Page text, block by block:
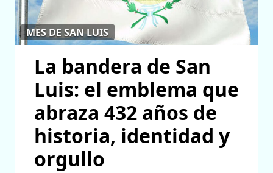
MES DE SAN LUIS
La bandera de San
Luis: el emblema que
abraza 432 años de
historia, identidad y
orgullo